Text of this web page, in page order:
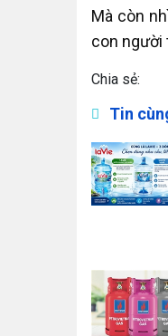
Mà còn
con người
Chia sẻ:
Tin